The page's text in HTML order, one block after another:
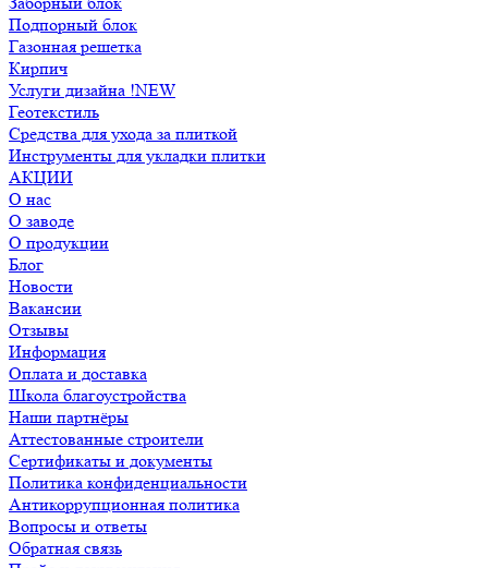
Подпорный блок
Газонная решетка
Кирпич
Услуги дизайна !NEW
Геотекстиль
Средства для ухода за плиткой
Инструменты для укладки плитки
АКЦИИ
О нас
О заводе
О продукции
Блог
Новости
Вакансии
Отзывы
Информация
Оплата и доставка
Школа благоустройства
Наши партнёры
Аттестованные строители
Сертификаты и документы
Политика конфиденциальности
Антикоррупционная политика
Вопросы и ответы
Обратная связь